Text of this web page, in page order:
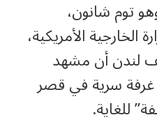
توم شانون،
الأمريكية،
أن مشهد
غرفة سرية في قصر
للغاية.